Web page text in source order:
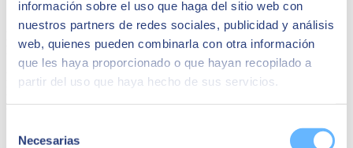
información sobre el uso que haga del sitio web con
nuestros partners de redes sociales, publicidad y análisis
web, quienes pueden combinarla con otra información
que les haya proporcionado o que hayan recopilado a
partir del uso que haya hecho de sus servicios.
Necesarias
Petcare
Rejoignez la communauté exclusive et vivez chaque jour
l'innovation comme une aventure.
Nous vous attendons à l'Hôtel ME (Carrer de Casp, 1-13,
Barcelone) et n'oubliez pas de passer
nous avons préparé de nombreuses surprises!Inscrivez-vous ici